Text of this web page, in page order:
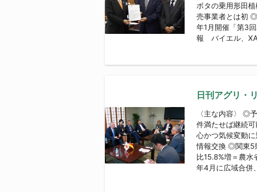
ボタの乗用形田
売事業者とは初
年1月開催「第3
報 バイエル、
日刊アグリ・
〈主な内容〉 ◎
件満たせば継続
心かつ気候変動
情報交換 ◎関東5
比15.8%増＝農
年4月に広域合併